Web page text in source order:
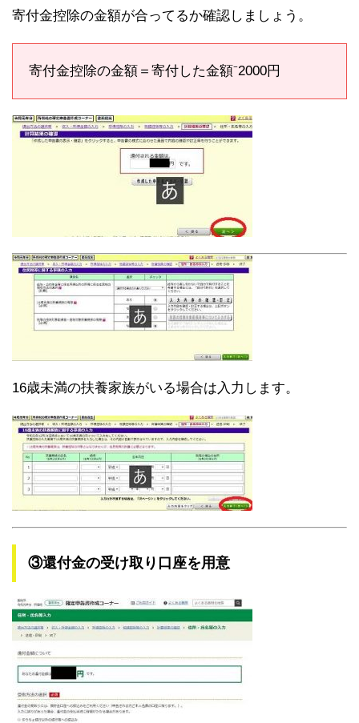
寄付金控除の金額が合ってるか確認しましょう。
寄付金控除の金額＝寄付した金額⁻2000円
16歳未満の扶養家族がいる場合は入力します。
③還付金の受け取り口座を用意